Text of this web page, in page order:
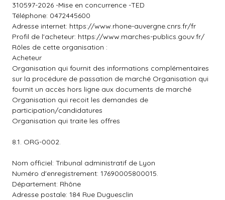
310597-2026 -Mise en concurrence -TED
Téléphone: 0472445600
Adresse internet: https://www.rhone-auvergne.cnrs.fr/fr
Profil de l'acheteur: https://www.marches-publics.gouv.fr/
Rôles de cette organisation :
Acheteur
Organisation qui fournit des informations complémentaires
sur la procédure de passation de marché Organisation qui
fournit un accès hors ligne aux documents de marché
Organisation qui recoit les demandes de
participation/candidatures
Organisation qui traite les offres
8.1. ORG-0002.
Nom officiel: Tribunal administratif de Lyon
Numéro d'enregistrement: 17690005800015.
Département: Rhône
Adresse postale: 184 Rue Duguesclin